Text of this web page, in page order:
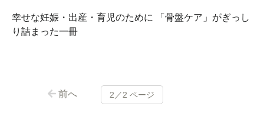
幸せな妊娠・出産・育児のために 「骨盤ケア」がぎっし
り詰まった一冊
前へ 2／2 ページ